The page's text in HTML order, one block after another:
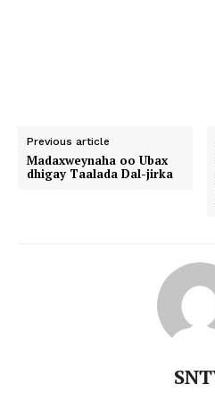
Previous article
Madaxweynaha oo Ubax
dhigay Taalada Dal-jirka